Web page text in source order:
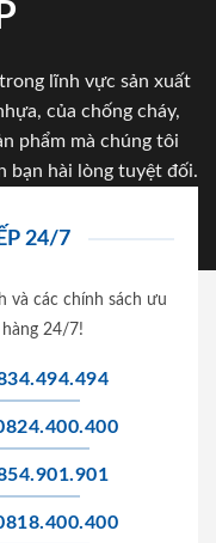
lĩnh vực sản xuất
của chống cháy,
phẩm mà chúng tôi
bạn hài lòng tuyệt đối.
24/7
và các chính sách ưu
24/7!